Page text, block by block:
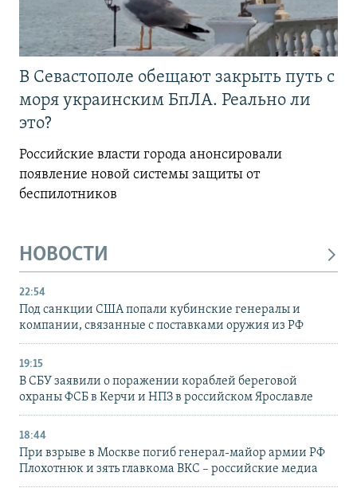
В Севастополе обещают закрыть путь с
моря украинским БпЛА. Реально ли
это?
Российские власти города анонсировали
появление новой системы защиты от
беспилотников
НОВОСТИ
22:54
Под санкции США попали кубинские генералы и
компании, связанные с поставками оружия из РФ
19:15
В СБУ заявили о поражении кораблей береговой
охраны ФСБ в Керчи и НПЗ в российском Ярославле
18:44
При взрыве в Москве погиб генерал-майор армии РФ
Плохотнюк и зять главкома ВКС – российские медиа